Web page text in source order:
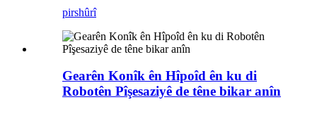
pirshûrî
Gearên Konîk ên Hîpoîd ên ku di
Robotên Pîşesaziyê de têne bikar anîn